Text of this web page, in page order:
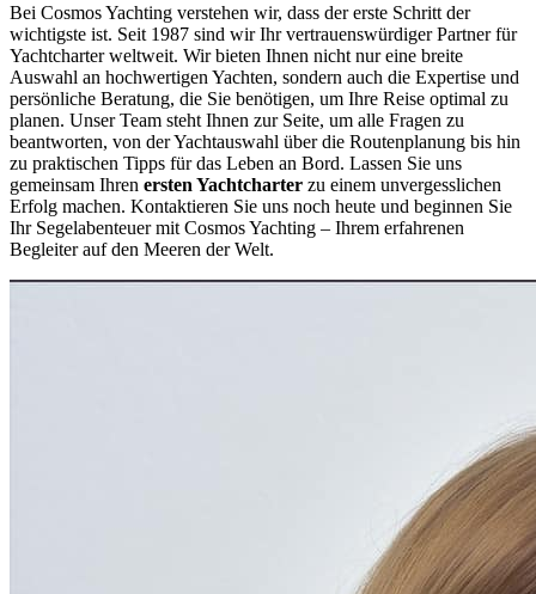
Bei Cosmos Yachting verstehen wir, dass der erste Schritt der
wichtigste ist. Seit 1987 sind wir Ihr vertrauenswürdiger Partner für
Yachtcharter weltweit. Wir bieten Ihnen nicht nur eine breite
Auswahl an hochwertigen Yachten, sondern auch die Expertise und
persönliche Beratung, die Sie benötigen, um Ihre Reise optimal zu
planen. Unser Team steht Ihnen zur Seite, um alle Fragen zu
beantworten, von der Yachtauswahl über die Routenplanung bis hin
zu praktischen Tipps für das Leben an Bord. Lassen Sie uns
gemeinsam Ihren ersten Yachtcharter zu einem unvergesslichen
Erfolg machen. Kontaktieren Sie uns noch heute und beginnen Sie
Ihr Segelabenteuer mit Cosmos Yachting – Ihrem erfahrenen
Begleiter auf den Meeren der Welt.